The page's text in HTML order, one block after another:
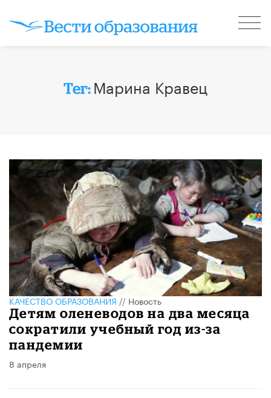
Тег: Марина Кравец
КАЧЕСТВО ОБРАЗОВАНИЯ // Новость
Детям оленеводов на два месяца
сократили учебный год из-за
пандемии
8 апреля